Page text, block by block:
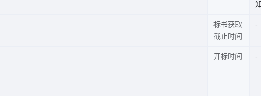
标书获取
截止时间
开标时间